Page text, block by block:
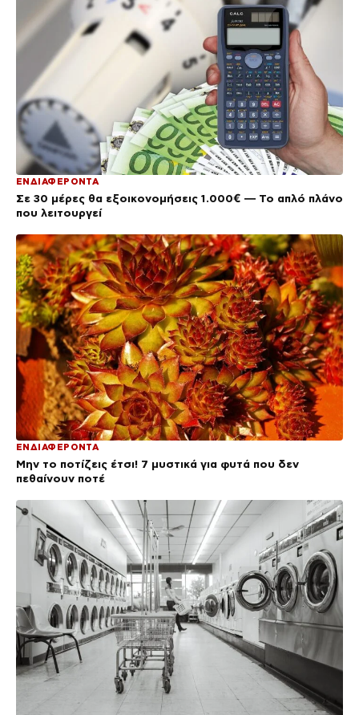
ΕΝΔΙΑΦΕΡΟΝΤΑ
Σε 30 μέρες θα εξοικονομήσεις 1.000€ — Το απλό πλάνο
που λειτουργεί
ΕΝΔΙΑΦΕΡΟΝΤΑ
Μην το ποτίζεις έτσι! 7 μυστικά για φυτά που δεν
πεθαίνουν ποτέ